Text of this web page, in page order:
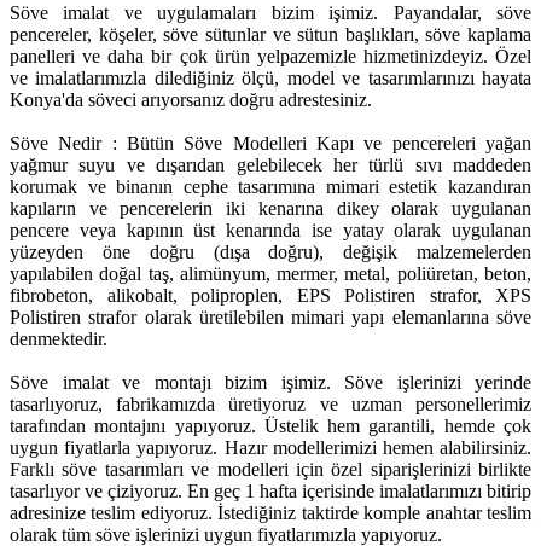
Söve imalat ve uygulamaları bizim işimiz. Payandalar, söve
pencereler, köşeler, söve sütunlar ve sütun başlıkları, söve kaplama
panelleri ve daha bir çok ürün yelpazemizle hizmetinizdeyiz. Özel
ve imalatlarımızla dilediğiniz ölçü, model ve tasarımlarınızı hayata
Konya'da söveci arıyorsanız doğru adrestesiniz.
Söve Nedir : Bütün Söve Modelleri Kapı ve pencereleri yağan
yağmur suyu ve dışarıdan gelebilecek her türlü sıvı maddeden
korumak ve binanın cephe tasarımına mimari estetik kazandıran
kapıların ve pencerelerin iki kenarına dikey olarak uygulanan
pencere veya kapının üst kenarında ise yatay olarak uygulanan
yüzeyden öne doğru (dışa doğru), değişik malzemelerden
yapılabilen doğal taş, alimünyum, mermer, metal, poliüretan, beton,
fibrobeton, alikobalt, poliproplen, EPS Polistiren strafor, XPS
Polistiren strafor olarak üretilebilen mimari yapı elemanlarına söve
denmektedir.
Söve imalat ve montajı bizim işimiz. Söve işlerinizi yerinde
tasarlıyoruz, fabrikamızda üretiyoruz ve uzman personellerimiz
tarafından montajını yapıyoruz. Üstelik hem garantili, hemde çok
uygun fiyatlarla yapıyoruz. Hazır modellerimizi hemen alabilirsiniz.
Farklı söve tasarımları ve modelleri için özel siparişlerinizi birlikte
tasarlıyor ve çiziyoruz. En geç 1 hafta içerisinde imalatlarımızı bitirip
adresinize teslim ediyoruz. İstediğiniz taktirde komple anahtar teslim
olarak tüm söve işlerinizi uygun fiyatlarımızla yapıyoruz.